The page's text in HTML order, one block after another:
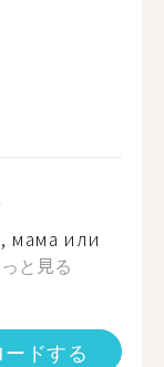
мама или
と見る
ドする